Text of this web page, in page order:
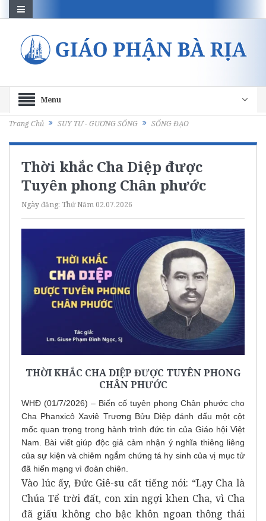
Menu
Trang Chủ SUY TƯ - GƯƠNG SỐNG SỐNG ĐẠO
Thời khắc Cha Diệp được
Tuyên phong Chân phước
Ngày đăng: Thứ Năm 02.07.2026
THỜI KHẮC CHA DIỆP ĐƯỢC TUYÊN PHONG
CHÂN PHƯỚC
WHĐ (01/7/2026) – Biến cố tuyên phong Chân phước cho
Cha Phanxicô Xaviê Trương Bửu Diệp đánh dấu một cột
mốc quan trọng trong hành trình đức tin của Giáo hội Việt
Nam. Bài viết giúp độc giả cảm nhận ý nghĩa thiêng liêng
của sự kiện và chiêm ngắm chứng tá hy sinh của vị mục tử
đã hiến mạng vì đoàn chiên.
Vào lúc ấy, Đức Giê-su cất tiếng nói: “Lạy Cha là
Chúa Tể trời đất, con xin ngợi khen Cha, vì Cha
đã giấu không cho bậc khôn ngoan thông thái